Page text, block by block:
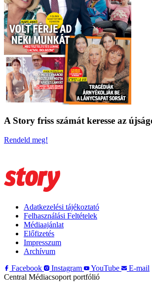
A Story friss számát keresse az
Rendeld meg!
Adatkezelési tájékoztató
Felhasználási Feltételek
Médiaajánlat
Előfizetés
Impresszum
Archívum
Facebook
Instagram YouTube
E-mail
Central Médiacsoport portfólió